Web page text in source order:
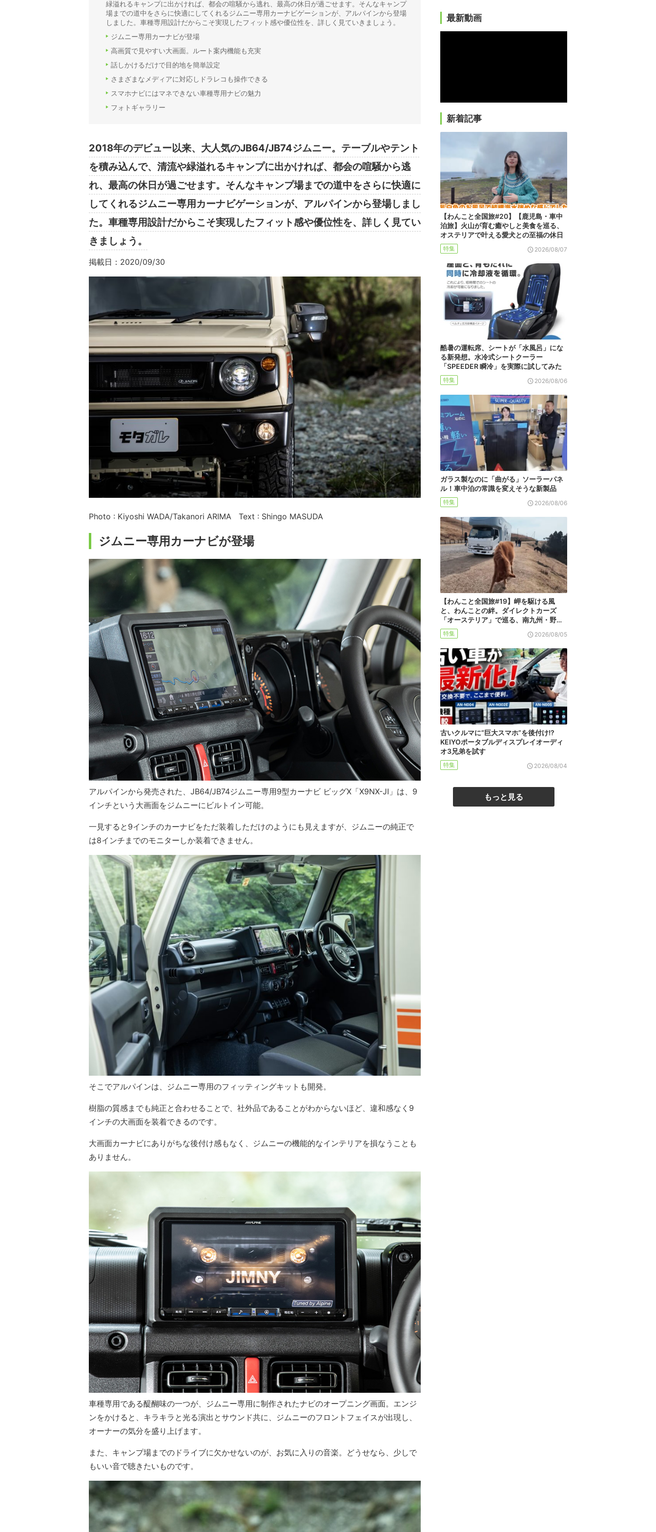
緑溢れるキャンプに出かければ、都会の喧騒から逃れ、最高の休日が過ごせます。そんなキャンプ
場までの道中をさらに快適にしてくれるジムニー専用カーナビゲーションが、アルパインから登場
しました。車種専用設計だからこそ実現したフィット感や優位性を、詳しく見ていきましょう。
ジムニー専用カーナビが登場
高画質で見やすい大画面。ルート案内機能も充実
話しかけるだけで目的地を簡単設定
さまざまなメディアに対応しドラレコも操作できる
スマホナビにはマネできない車種専用ナビの魅力
フォトギャラリー
2018年のデビュー以来、大人気のJB64/JB74ジムニー。テーブルやテント
を積み込んで、清流や緑溢れるキャンプに出かければ、都会の喧騒から逃
れ、最高の休日が過ごせます。そんなキャンプ場までの道中をさらに快適に
してくれるジムニー専用カーナビゲーションが、アルパインから登場しまし
た。車種専用設計だからこそ実現したフィット感や優位性を、詳しく見てい
きましょう。
掲載日：2020/09/30
Photo : Kiyoshi WADA/Takanori ARIMA Text : Shingo MASUDA
ジムニー専用カーナビが登場
アルパインから発売された、JB64/JB74ジムニー専用9型カーナビ ビッグX「X9NX-JI」は、9
インチという大画面をジムニーにビルトイン可能。
一見すると9インチのカーナビをただ装着しただけのようにも見えますが、ジムニーの純正で
は8インチまでのモニターしか装着できません。
そこでアルパインは、ジムニー専用のフィッティングキットも開発。
樹脂の質感までも純正と合わせることで、社外品であることがわからないほど、違和感なく9
インチの大画面を装着できるのです。
大画面カーナビにありがちな後付け感もなく、ジムニーの機能的なインテリアを損なうことも
ありません。
車種専用である醍醐味の一つが、ジムニー専用に制作されたナビのオープニング画面。エンジ
ンをかけると、キラキラと光る演出とサウンド共に、ジムニーのフロントフェイスが出現し、
オーナーの気分を盛り上げます。
また、キャンプ場までのドライブに欠かせないのが、お気に入りの音楽。どうせなら、少しで
もいい音で聴きたいものです。
最新動画
新着記事
【わんこと全国旅#20】【鹿児島・車中
泊旅】火山が育む癒やしと美食を巡る、
オステリアで叶える愛犬との至福の休日
特集 2026/08/07
酷暑の運転席、シートが「水風呂」にな
る新発想。水冷式シートクーラー
「SPEEDER 瞬冷」を実際に試してみた
特集 2026/08/06
ガラス製なのに「曲がる」ソーラーパネ
ル！車中泊の常識を変えそうな新製品
特集 2026/08/06
【わんこと全国旅#19】岬を駆ける風
と、わんことの絆。ダイレクトカーズ
「オーステリア」で巡る、南九州・野…
特集 2026/08/05
古いクルマに“巨大スマホ”を後付け!?
KEIYOポータブルディスプレイオーディ
オ3兄弟を試す
特集 2026/08/04
もっと見る